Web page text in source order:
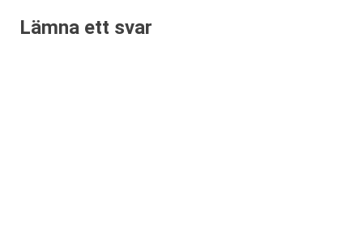
Lämna ett svar